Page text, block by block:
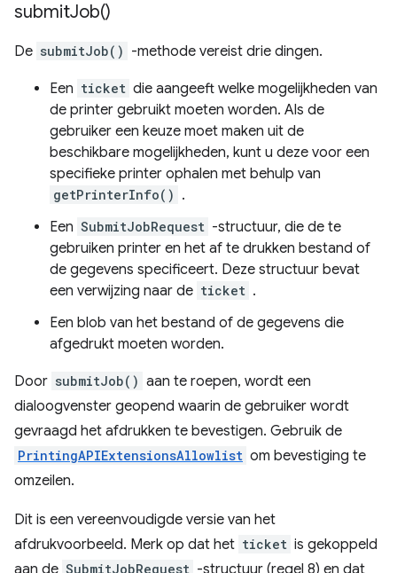
submitJob()
De submitJob() -methode vereist drie dingen.
Een ticket die aangeeft welke mogelijkheden van
de printer gebruikt moeten worden. Als de
gebruiker een keuze moet maken uit de
beschikbare mogelijkheden, kunt u deze voor een
specifieke printer ophalen met behulp van
getPrinterInfo() .
Een SubmitJobRequest -structuur, die de te
gebruiken printer en het af te drukken bestand of
de gegevens specificeert. Deze structuur bevat
een verwijzing naar de ticket .
Een blob van het bestand of de gegevens die
afgedrukt moeten worden.
Door submitJob() aan te roepen, wordt een
dialoogvenster geopend waarin de gebruiker wordt
gevraagd het afdrukken te bevestigen. Gebruik de
PrintingAPIExtensionsAllowlist om bevestiging te
omzeilen.
Dit is een vereenvoudigde versie van het
afdrukvoorbeeld. Merk op dat het ticket is gekoppeld
aan de SubmitJobRequest -structuur (regel 8) en dat